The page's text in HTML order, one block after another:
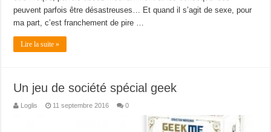
peuvent parfois être désastreuses… Et quand il s’agit de sexe, pour
ma part, c’est franchement de pire …
Lire la suite »
Un jeu de société spécial geek
Loglis 11 septembre 2016 0